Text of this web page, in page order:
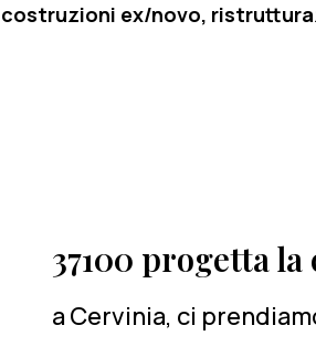
ex/novo,
37100 progetta
a Cervinia, ci